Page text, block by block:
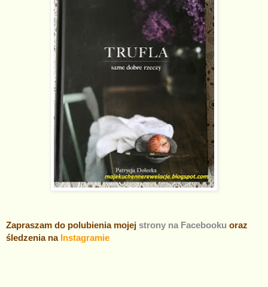
Zapraszam do polubienia mojej strony na Facebooku oraz
śledzenia na Instagramie